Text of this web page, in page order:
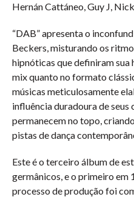
Hernán Cattáneo, Guy J,
“DAB” apresenta o
Beckers, misturando os
hipnóticas que definiram
mix quanto no formato
músicas meticulosamente
influência duradoura de
permanecem no topo,
pistas de dança
Este é o terceiro álbum de
germânicos, e o primeiro em
processo de produção foi